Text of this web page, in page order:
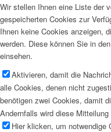
Wir stellen Ihnen eine Liste der
gespeicherten Cookies zur
Ihnen keine Cookies anzeigen,
werden. Diese können Sie in
einsehen.
Aktivieren, damit die
alle Cookies, denen nicht
benötigen zwei Cookies, damit
Andernfalls wird diese
Hier klicken, um notwendige